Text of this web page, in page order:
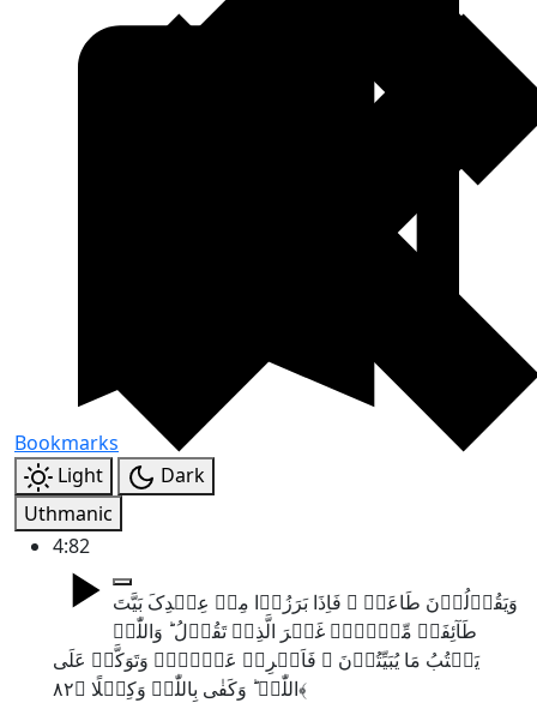
Bookmarks
Light
Dark
Uthmanic
4:82
وَیَقُوۡلُوۡنَ طَاعَۃٌ ۫ فَاِذَا بَرَزُوۡا مِنۡ عِنۡدِکَ بَیَّتَ
طَآئِفَۃٌ مِّنۡہُمۡ غَیۡرَ الَّذِیۡ تَقُوۡلُ ؕ وَاللّٰہُ
یَکۡتُبُ مَا یُبَیِّتُوۡنَ ۚ فَاَعۡرِضۡ عَنۡہُمۡ وَتَوَکَّلۡ عَلَی
اللّٰہِ ؕ وَکَفٰی بِاللّٰہِ وَکِیۡلًا ﴿۸۲﴾